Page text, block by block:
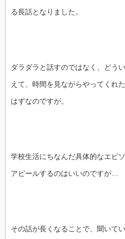
る長話となりました。
ダラダラと話すのではなく、どう
えて、時間を見ながらやってくれ
はずなのですが。
学校生活にちなんだ具体的なエピ
アピールするのはいいのですが…
その話が長くなることで、聞いて